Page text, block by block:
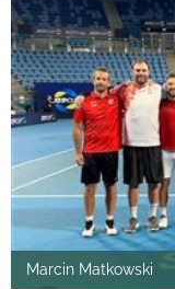
Marcin Matkowski